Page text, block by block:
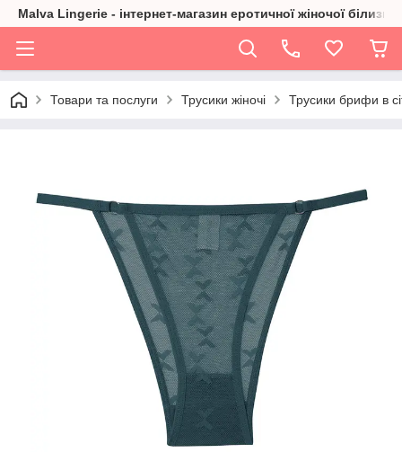
Malva Lingerie - інтернет-магазин еротичної жіночої білизни
Товари та послуги Трусики жіночі Трусики брифи в